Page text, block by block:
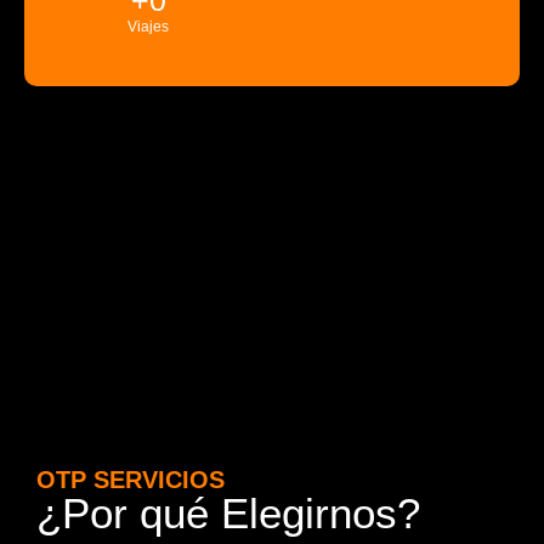
Viajes
OTP SERVICIOS
¿Por qué Elegirnos?